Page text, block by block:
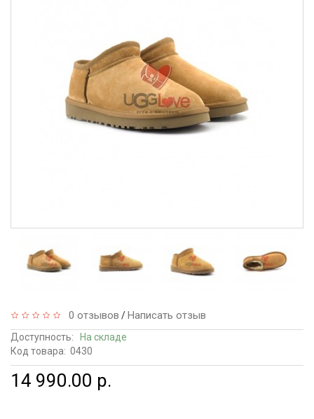
0 отзывов /Написать отзыв
Доступность:
На складе
Код товара: 0430
14 990.00 р.